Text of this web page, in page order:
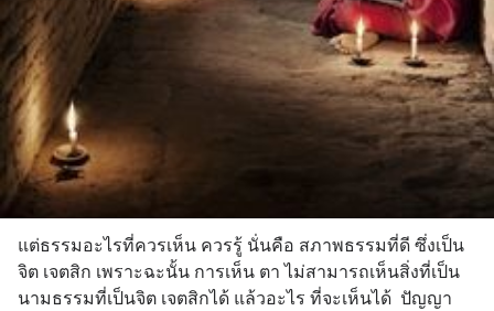
แต่ธรรมอะไรที่ควรเห็น ควรรู้ นั่นคือ สภาพธรรมที่ดี ซึ่งเป็น
จิต เจตสิก เพราะฉะนั้น การเห็น ตา ไม่สามารถเห็นสิ่งที่เป็น
นามธรรมที่เป็นจิต เจตสิกได้ แล้วอะไร ที่จะเห็นได้  ปัญญา